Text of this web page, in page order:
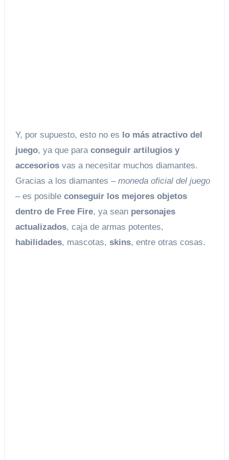
Y, por supuesto, esto no es lo más atractivo del
juego, ya que para conseguir artilugios y
accesoriosvas a necesitar muchos diamantes.
Gracias a los diamantes – moneda oficial del juego
– es posible conseguir los mejores objetos
dentro de Free Fire, ya sean personajes
actualizados, caja de armas potentes,
habilidades, mascotas, skins, entre otras cosas.